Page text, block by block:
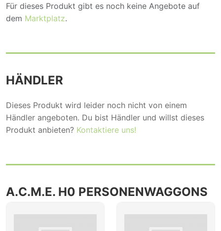
Für dieses Produkt gibt es noch keine Angebote auf
dem Marktplatz.
HÄNDLER
Dieses Produkt wird leider noch nicht von einem
Händler angeboten. Du bist Händler und willst dieses
Produkt anbieten? Kontaktiere uns!
A.C.M.E. H0 PERSONENWAGGONS